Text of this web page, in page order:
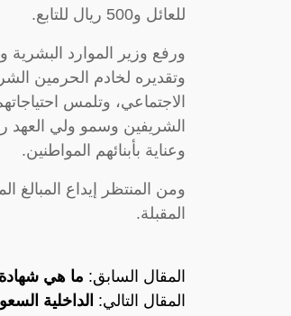
للعائل و500 ريال للتابع.
ورفع وزير الموارد
وتقديره لخادم الحرمين
الاجتماعي، وتلمس
الشريفين وسمو ولي العهد
وعناية بأبنائهم المواطنين.
ومن المنتظر إيداع المبالغ
المقبلة.
المقال السابق: ما هي شهادة
المقال التالي: الداخلية